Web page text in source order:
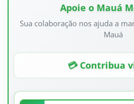
Apoie o Mauá
Sua colaboração nos ajuda a
Mauá
💳 Contribua